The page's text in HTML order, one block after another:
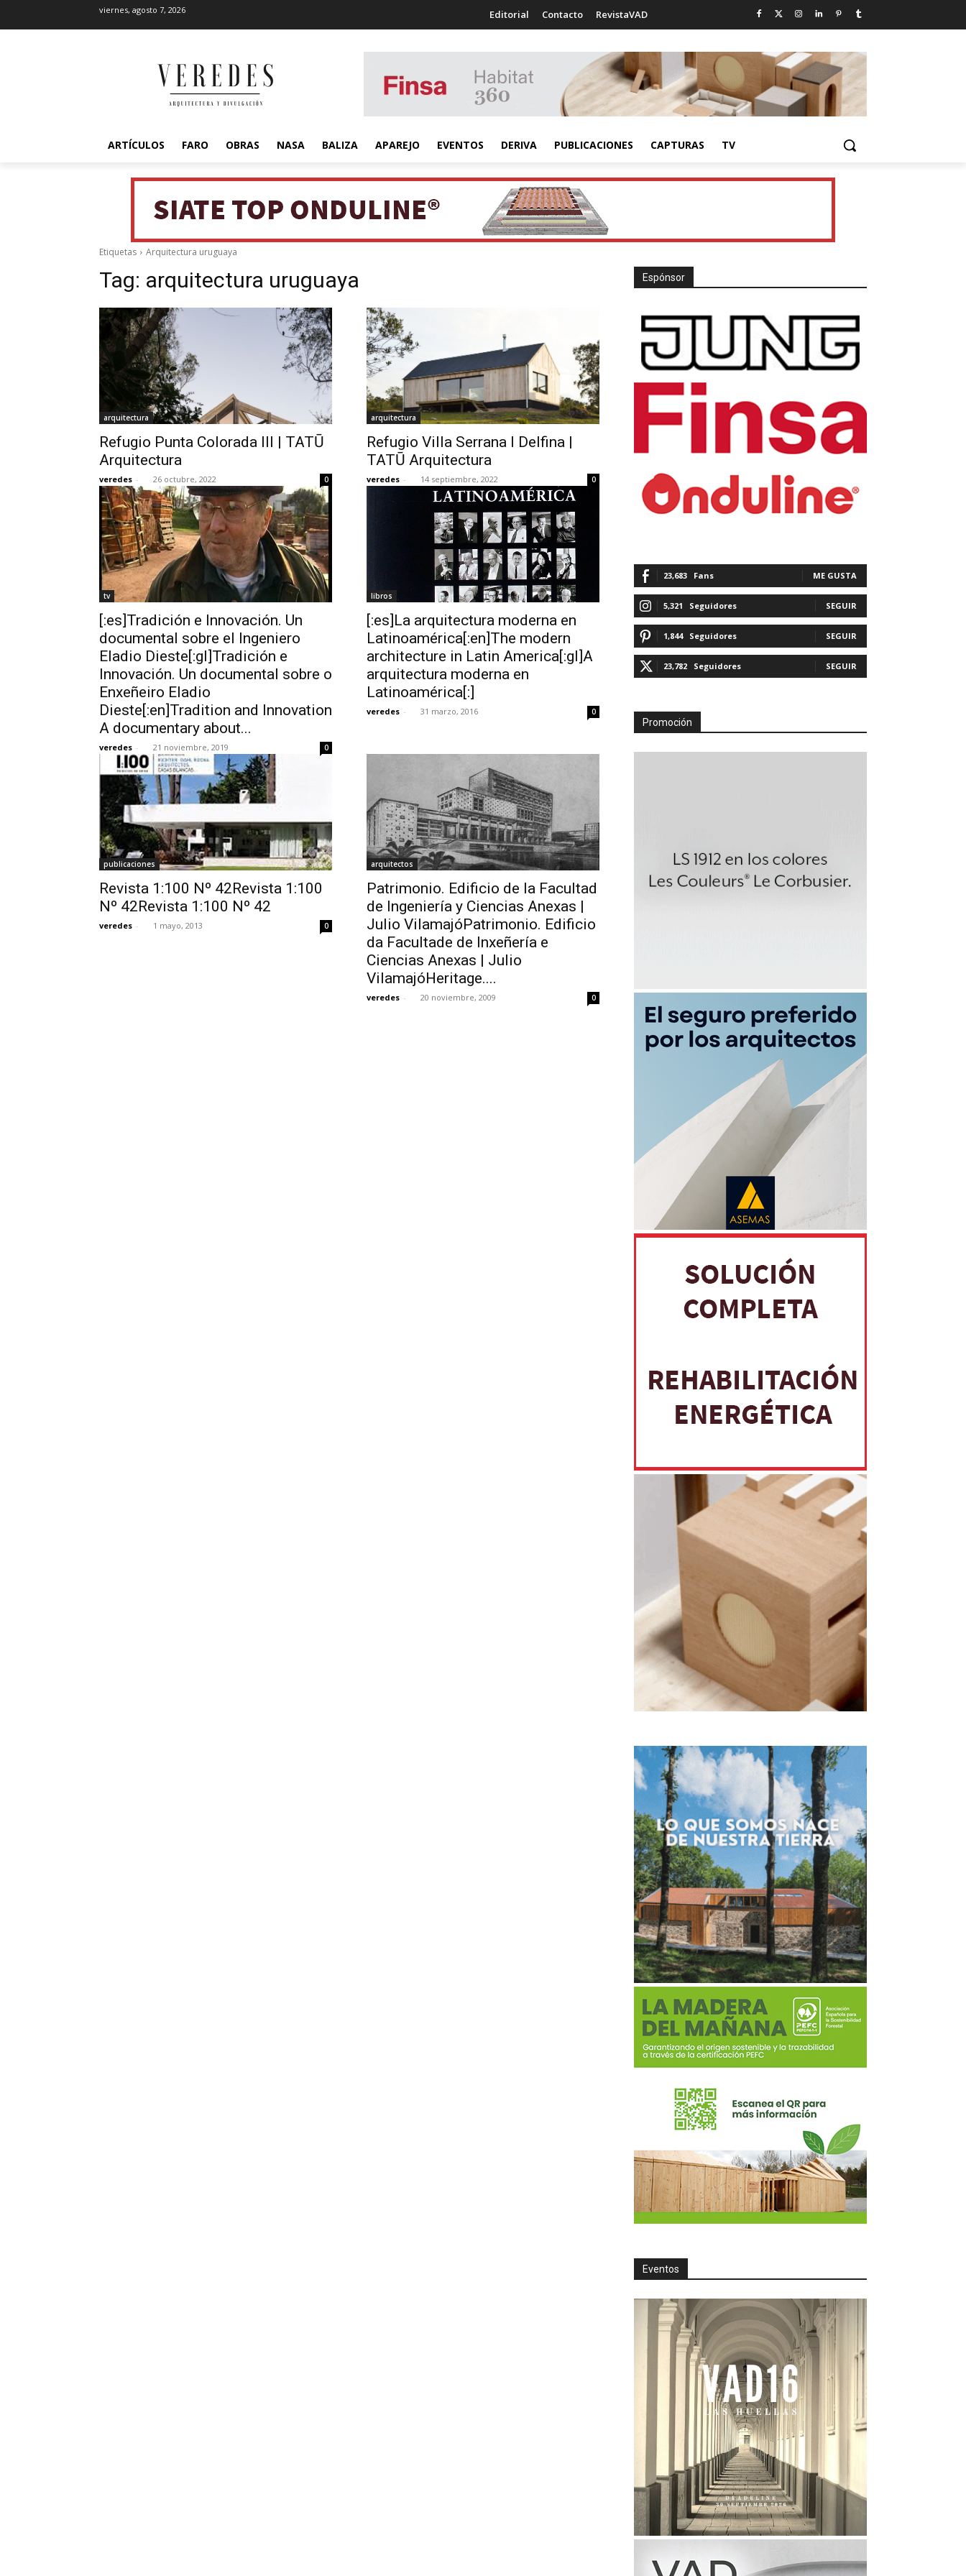
viernes, agosto 7, 2026 Editorial Contacto RevistaVAD
ARTÍCULOS FARO OBRAS NASA BALIZA APAREJO EVENTOS DERIVA PUBLICACIONES CAPTURAS TV
Etiquetas Arquitectura uruguaya
Tag: arquitectura uruguaya
arquitectura
Refugio Punta Colorada III | TATŪ
Arquitectura
veredes - 26 octubre, 2022 0
arquitectura
Refugio Villa Serrana I Delfina |
TATŪ Arquitectura
veredes - 14 septiembre, 2022 0
tv
[:es]Tradición e Innovación. Un
documental sobre el Ingeniero
Eladio Dieste[:gl]Tradición e
Innovación. Un documental sobre o
Enxeñeiro Eladio
Dieste[:en]Tradition and Innovation
A documentary about...
veredes - 21 noviembre, 2019 0
libros
[:es]La arquitectura moderna en
Latinoamérica[:en]The modern
architecture in Latin America[:gl]A
arquitectura moderna en
Latinoamérica[:]
veredes - 31 marzo, 2016 0
publicaciones
Revista 1:100 Nº 42Revista 1:100
Nº 42Revista 1:100 Nº 42
veredes - 1 mayo, 2013 0
arquitectos
Patrimonio. Edificio de la Facultad
de Ingeniería y Ciencias Anexas |
Julio VilamajóPatrimonio. Edificio
da Facultade de Inxeñería e
Ciencias Anexas | Julio
VilamajóHeritage....
veredes - 20 noviembre, 2009 0
Espónsor
23,683 Fans ME GUSTA
5,321 Seguidores SEGUIR
1,844 Seguidores SEGUIR
23,782 Seguidores SEGUIR
Promoción
Eventos